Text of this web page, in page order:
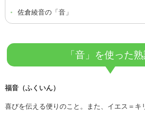
佐倉綾音の「音」
「音」を使った
福音（ふくいん）
喜びを伝える便りのこと。また、イエス＝キ